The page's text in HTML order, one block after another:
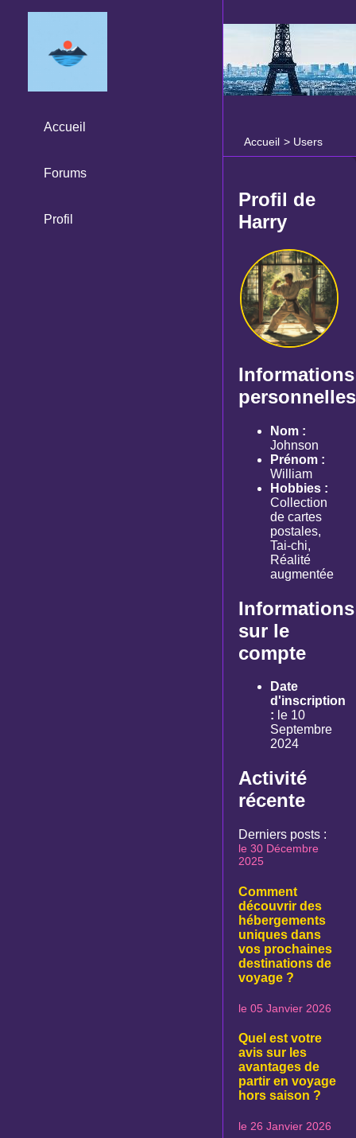
Accueil > Users
Accueil
Forums
Profil
Profil de
Harry
Informations
personnelles
Nom :
Johnson
Prénom :
William
Hobbies :
Collection
de cartes
postales,
Tai-chi,
Réalité
augmentée
Informations
sur le
compte
Date
d'inscription
: le 10
Septembre
2024
Activité
récente
Derniers posts :
le 30 Décembre
2025
Comment
découvrir des
hébergements
uniques dans
vos prochaines
destinations de
voyage ?
le 05 Janvier 2026
Quel est votre
avis sur les
avantages de
partir en voyage
hors saison ?
le 26 Janvier 2026